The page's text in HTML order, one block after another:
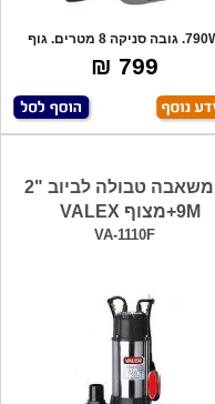
790W. גובה סניקה 8 מטרים. גוף
אלומיניום.
799 ₪
משאבה טבולה לביוב "2
9M+מצוף VALEX
VA-1110F